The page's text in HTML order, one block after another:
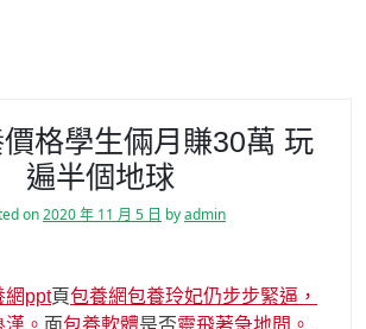
格學生倆月賺30萬 玩
遍半個地球
on2020 年 11 月 5 日 byadmin
網ppt頁包養網包養玲妃仍步步緊逼，
。 面包養軟體是否靈飛著急地問。